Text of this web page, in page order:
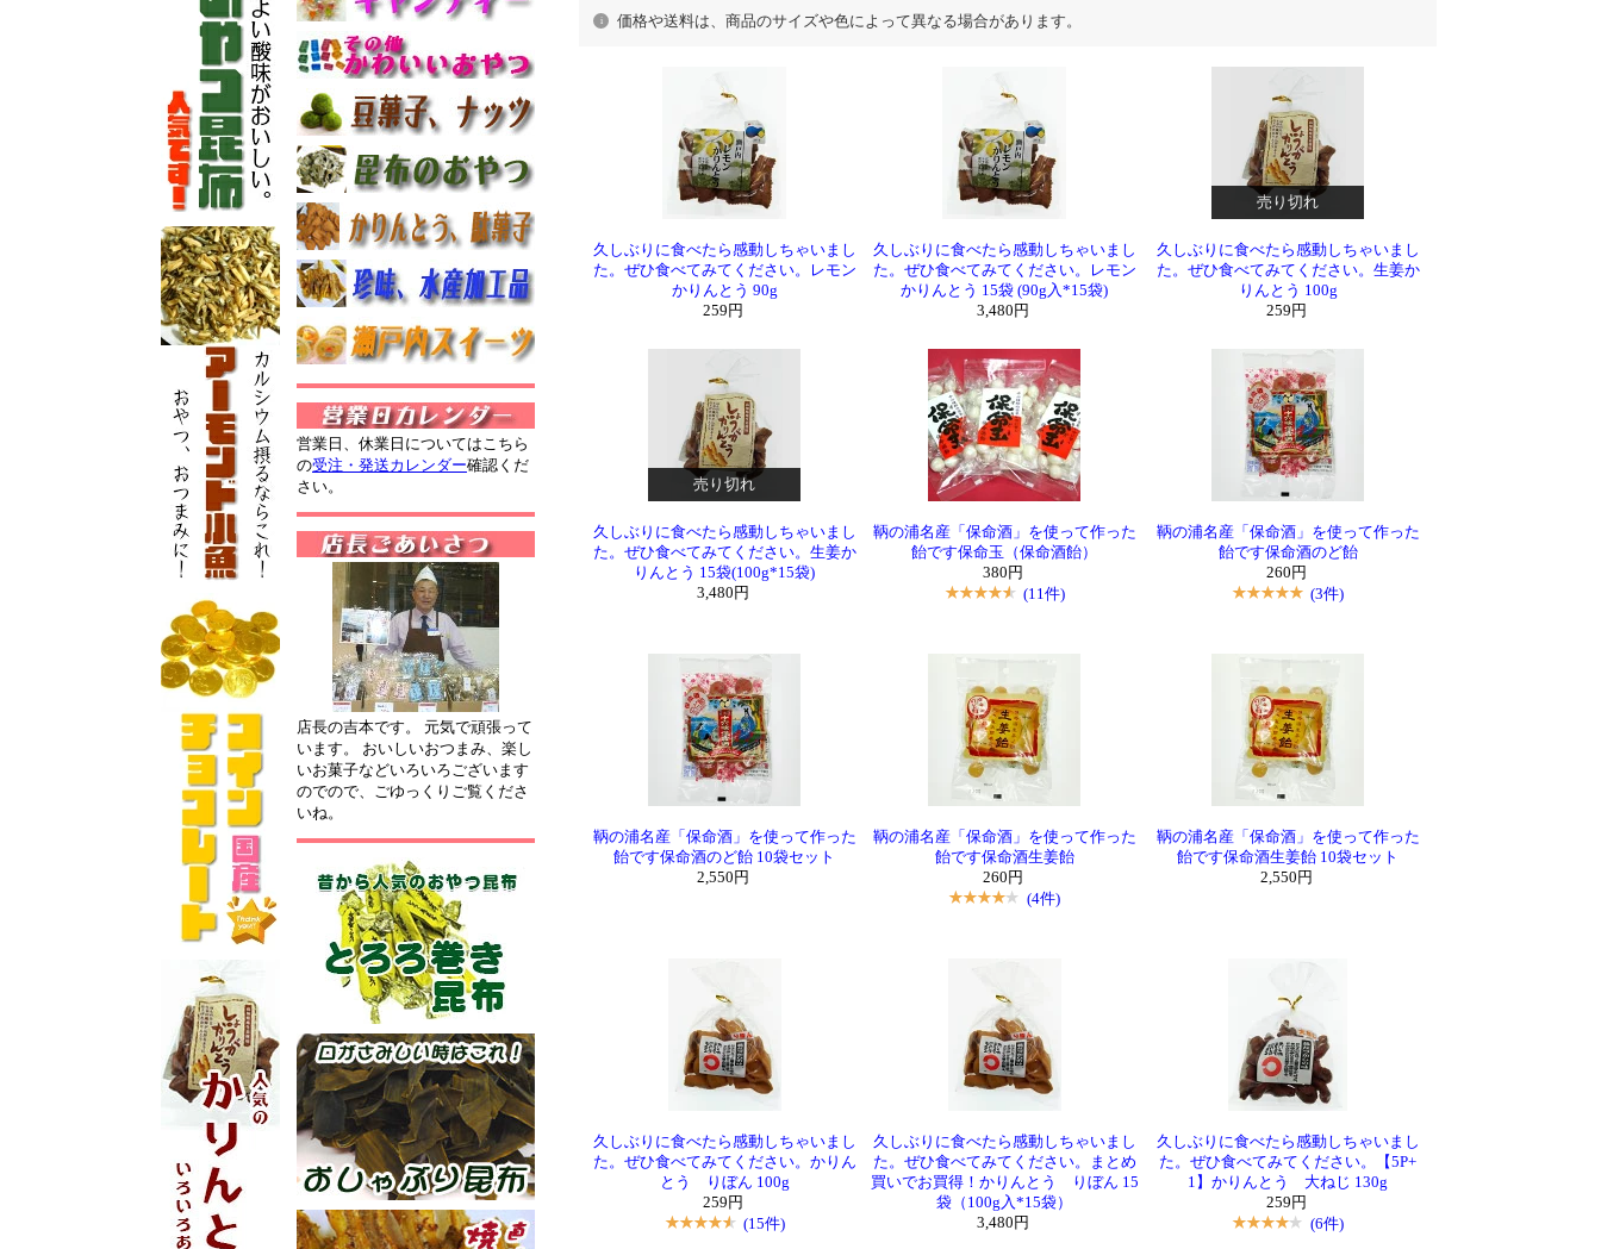
営業日、休業日についてはこちら
の受注・発送カレンダー確認くだ
さい。
店長の吉本です。 元気で頑張って
います。 おいしいおつまみ、楽し
いお菓子などいろいろございます
のでので、ごゆっくりご覧くださ
いね。
価格や送料は、商品のサイズや色によって異なる場合があります。
売り切れ
久しぶりに食べたら感動しちゃいまし
た。ぜひ食べてみてください。レモン
かりんとう 90g
259円
久しぶりに食べたら感動しちゃいまし
た。ぜひ食べてみてください。レモン
かりんとう 15袋 (90g入*15袋)
3,480円
久しぶりに食べたら感動しちゃいまし
た。ぜひ食べてみてください。生姜か
りんとう 100g
259円
売り切れ
久しぶりに食べたら感動しちゃいまし
た。ぜひ食べてみてください。生姜か
りんとう 15袋(100g*15袋)
3,480円
鞆の浦名産「保命酒」を使って作った
飴です保命玉（保命酒飴）
380円
(11件)
鞆の浦名産「保命酒」を使って作った
飴です保命酒のど飴
260円
(3件)
鞆の浦名産「保命酒」を使って作った
飴です保命酒のど飴 10袋セット
2,550円
鞆の浦名産「保命酒」を使って作った
飴です保命酒生姜飴
260円
(4件)
鞆の浦名産「保命酒」を使って作った
飴です保命酒生姜飴 10袋セット
2,550円
久しぶりに食べたら感動しちゃいまし
た。ぜひ食べてみてください。かりん
とう りぼん 100g
259円
(15件)
久しぶりに食べたら感動しちゃいまし
た。ぜひ食べてみてください。まとめ
買いでお買得！かりんとう りぼん 15
袋（100g入*15袋）
3,480円
久しぶりに食べたら感動しちゃいまし
た。ぜひ食べてみてください。【5P+
1】かりんとう 大ねじ 130g
259円
(6件)